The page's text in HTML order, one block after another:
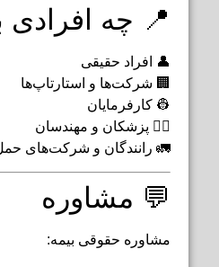
📍 چه افرادی
👤 افراد حقیقی
🏢 شرکت‌ها و استارتاپ‌ها
👷 کارفرمایان
👨‍⚕️ پزشکان و مهندسان
🚛 رانندگان و شرکت‌های
💬 مشاوره
مشاوره حقوقی بیمه: